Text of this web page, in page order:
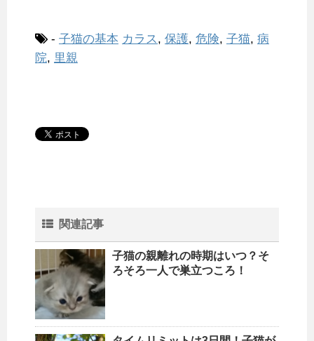
- 子猫の基本 カラス , 保護, 危険, 子猫, 病
院, 里親
関連記事
子猫の親離れの時期はいつ？そ
ろそろ一人で巣立つころ！